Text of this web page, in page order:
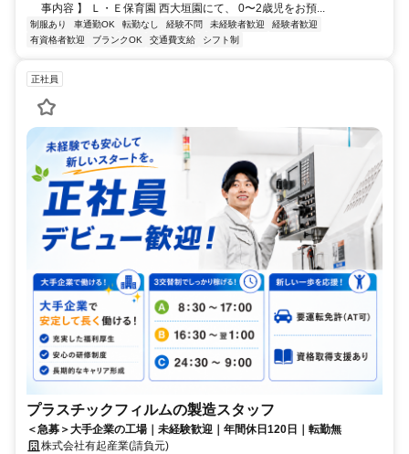
事内容 】 Ｌ・Ｅ保育園 西大垣園にて、 0〜2歳児をお預...
制服あり 車通勤OK 転勤なし 経験不問 未経験者歓迎
経験者歓迎
有資格者歓迎
ブランクOK 交通費支給 シフト制
正社員
プラスチックフィルムの製造スタッフ
＜急募＞大手企業の工場｜未経験歓迎｜年間休日120日｜転勤無
株式会社有起産業(請負元)